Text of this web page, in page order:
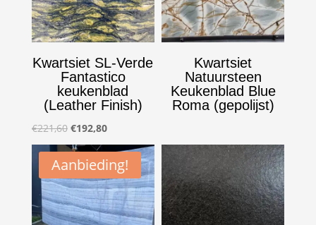
Kwartsiet SL-Verde
Fantastico
keukenblad
(Leather Finish)
€221,60 Oorspronkelijke
prijs
was:
€221,60.
€192,80Huidige
prijs
is:
€192,80.
Kwartsiet
Natuursteen
Keukenblad Blue
Roma (gepolijst)
Aanbieding!